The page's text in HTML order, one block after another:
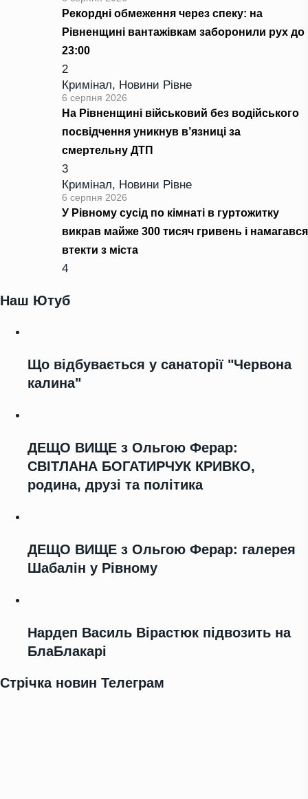
Рекордні обмеження через спеку: на
Рівненщині вантажівкам заборонили рух до
23:00
2
Кримінал, Новини Рівне
6 серпня 2026
На Рівненщині військовий без водійського
посвідчення уникнув в’язниці за
смертельну ДТП
3
Кримінал, Новини Рівне
6 серпня 2026
У Рівному сусід по кімнаті в гуртожитку
викрав майже 300 тисяч гривень і намагався
втекти з міста
4
Наш Ютуб
Що відбувається у санаторії "Червона
калина"
ДЕЩО ВИЩЕ з Ольгою Ферар:
СВІТЛАНА БОГАТИРЧУК КРИВКО,
родина, друзі та політика
ДЕЩО ВИЩЕ з Ольгою Ферар: галерея
Шабалін у Рівному
Нардеп Василь Вірастюк підвозить на
БлаБлакарі
Стрічка новин Телеграм